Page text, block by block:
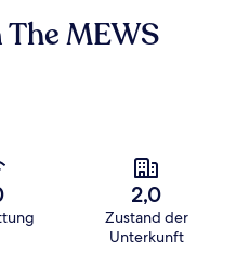
MEWS
2,0
Zustand der
Unterkunft